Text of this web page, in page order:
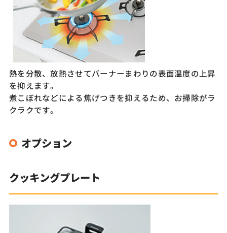
熱を分散、放熱させてバーナーまわりの表面温度の上昇
を抑えます。
煮こぼれなどによる焦げつきを抑えるため、お掃除がラ
クラクです。
オプション
クッキングプレート